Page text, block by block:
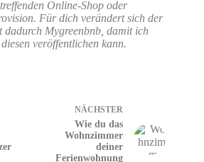
Online-Shop oder
Für dich verändert sich der
dadurch Mygreenbnb, damit ich
veröffentlichen kann.
NÄCHSTER
Wie du das
Wohnzimmer
deiner
Ferienwohnung